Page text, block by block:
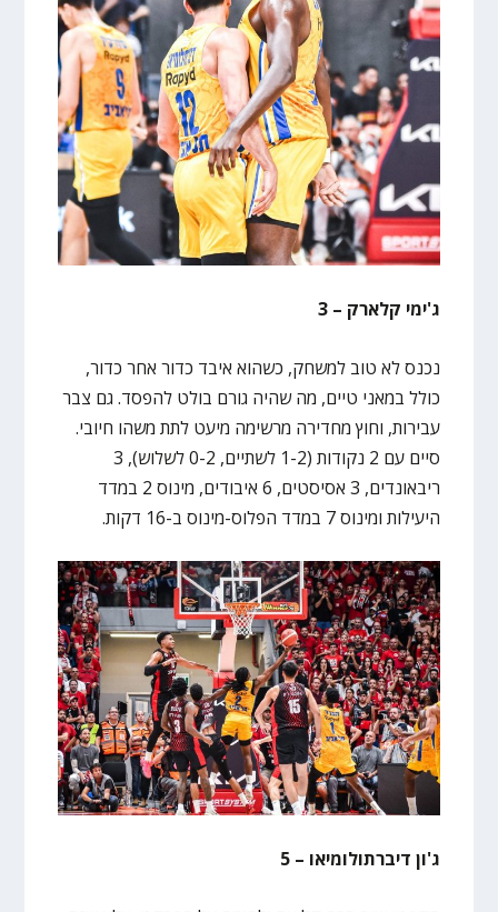
ג'ימי קלארק – 3
נכנס לא טוב למשחק, כשהוא איבד כדור אחר כדור,
כולל במאני טיים, מה שהיה גורם בולט להפסד. גם צבר
עבירות, וחוץ מחדירה מרשימה מיעט לתת משהו חיובי.
סיים עם 2 נקודות (1-2 לשתיים, 0-2 לשלוש), 3
ריבאונדים, 3 אסיסטים, 6 איבודים, מינוס 2 במדד
היעילות ומינוס 7 במדד הפלוס-מינוס ב-16 דקות.
ג'ון דיברתולומיאו – 5